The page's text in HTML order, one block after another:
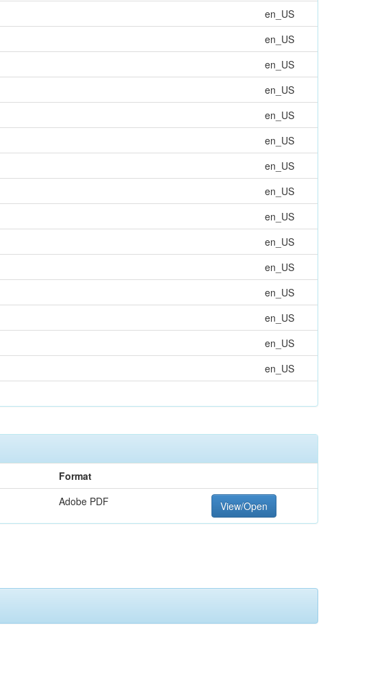
en_US
en_US
en_US
en_US
en_US
en_US
en_US
en_US
en_US
en_US
en_US
en_US
en_US
en_US
en_US
Format
Adobe PDF View/Open